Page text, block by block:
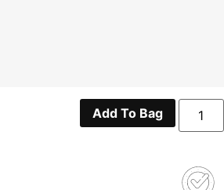
כמות
נעלי
(30-
39)
Add To Bag